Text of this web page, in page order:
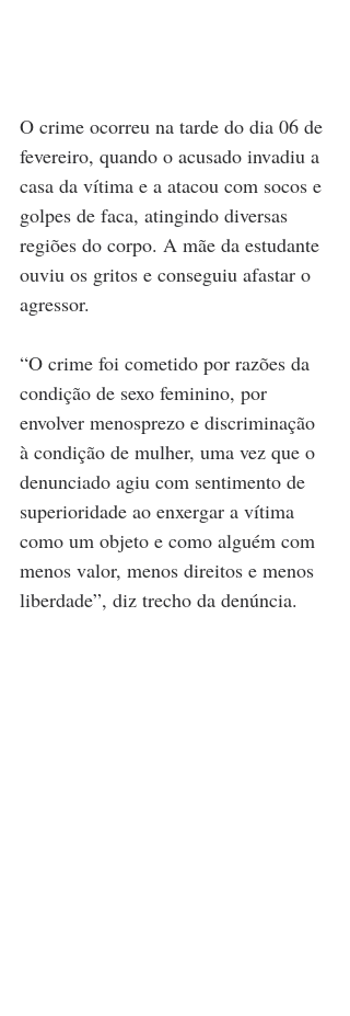
O crime ocorreu na tarde do dia 06 de
fevereiro, quando o acusado invadiu a
casa da vítima e a atacou com socos e
golpes de faca, atingindo diversas
regiões do corpo. A mãe da estudante
ouviu os gritos e conseguiu afastar o
agressor.
“O crime foi cometido por razões da
condição de sexo feminino, por
envolver menosprezo e discriminação
à condição de mulher, uma vez que o
denunciado agiu com sentimento de
superioridade ao enxergar a vítima
como um objeto e como alguém com
menos valor, menos direitos e menos
liberdade”, diz trecho da denúncia.